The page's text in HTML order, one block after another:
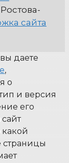
сайта
даете
,
о
и версия
его
какой
страницы